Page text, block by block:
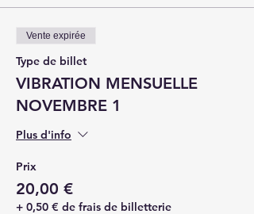
Vente expirée
Type de billet
VIBRATION MENSUELLE
NOVEMBRE 1
Plus d'info
Prix
20,00 €
+ 0,50 € de frais de billetterie